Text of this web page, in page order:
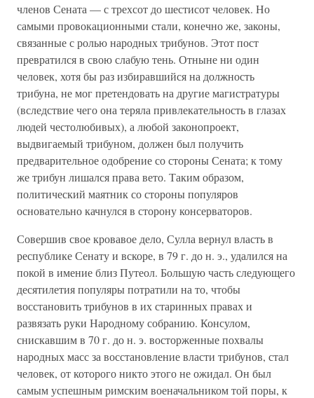
членов Сената — с трехсот до шестисот человек. Но
самыми провокационными стали, конечно же, законы,
связанные с ролью народных трибунов. Этот пост
превратился в свою слабую тень. Отныне ни один
человек, хотя бы раз избиравшийся на должность
трибуна, не мог претендовать на другие магистратуры
(вследствие чего она теряла привлекательность в глазах
людей честолюбивых), а любой законопроект,
выдвигаемый трибуном, должен был получить
предварительное одобрение со стороны Сената; к тому
же трибун лишался права вето. Таким образом,
политический маятник со стороны популяров
основательно качнулся в сторону консерваторов.
Совершив свое кровавое дело, Сулла вернул власть в
республике Сенату и вскоре, в 79 г. до н. э., удалился на
покой в имение близ Путеол. Большую часть следующего
десятилетия популяры потратили на то, чтобы
восстановить трибунов в их старинных правах и
развязать руки Народному собранию. Консулом,
снискавшим в 70 г. до н. э. восторженные похвалы
народных масс за восстановление власти трибунов, стал
человек, от которого никто этого не ожидал. Он был
самым успешным римским военачальником той поры, к